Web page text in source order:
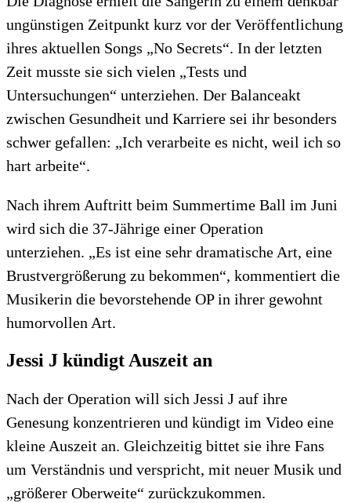
ungünstigen Zeitpunkt kurz vor der Veröffentlichung
ihres aktuellen Songs „No Secrets“. In der letzten
Zeit musste sie sich vielen „Tests und
Untersuchungen“ unterziehen. Der Balanceakt
zwischen Gesundheit und Karriere sei ihr besonders
schwer gefallen: „Ich verarbeite es nicht, weil ich so
hart arbeite“.
Nach ihrem Auftritt beim Summertime Ball im Juni
wird sich die 37-Jährige einer Operation
unterziehen. „Es ist eine sehr dramatische Art, eine
Brustvergrößerung zu bekommen“, kommentiert die
Musikerin die bevorstehende OP in ihrer gewohnt
humorvollen Art.
Jessi J kündigt Auszeit an
Nach der Operation will sich Jessi J auf ihre
Genesung konzentrieren und kündigt im Video eine
kleine Auszeit an. Gleichzeitig bittet sie ihre Fans
um Verständnis und verspricht, mit neuer Musik und
„größerer Oberweite“ zurückzukommen.